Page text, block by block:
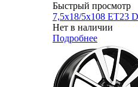
Быстрый просмотр
7,5x18/5x108 ET23
Нет в наличии
Подробнее